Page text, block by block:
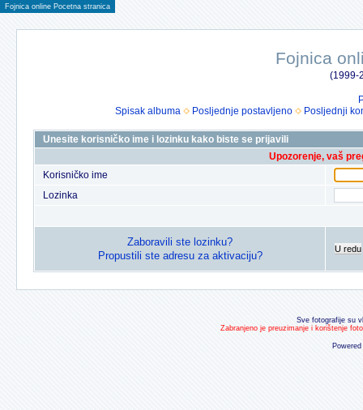
Fojnica online Pocetna stranica
Fojnica
(1999-
Spisak albuma
Posljednje postavljeno Posljednji
Unesite korisničko ime i lozinku kako biste se prijavili
Upozorenje, vaš
Korisničko ime
Lozinka
Zaboravili ste lozinku?
Propustili ste adresu za aktivaciju?
U redu
Sve fotografije su
Zabranjeno je preuzimanje i korištenje